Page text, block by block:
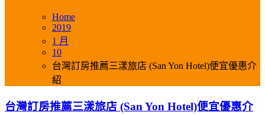
Home
2019
1 月
10
台灣訂房推薦三漾旅店 (San Yon Hotel)便宜優惠介
紹
台灣訂房推薦三漾旅店 (San Yon Hotel)便宜優惠介